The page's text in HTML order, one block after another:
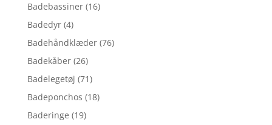
Badebassiner (16)
Badedyr (4)
Badehåndklæder (76)
Badekåber (26)
Badelegetøj (71)
Badeponchos (18)
Baderinge (19)